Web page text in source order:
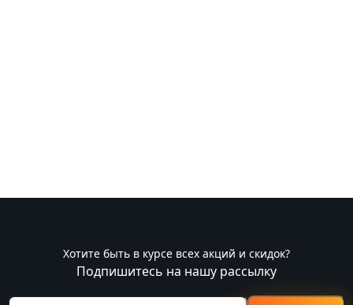
Хотите быть в курсе всех акций и скидок?
Подпишитесь на нашу рассылку